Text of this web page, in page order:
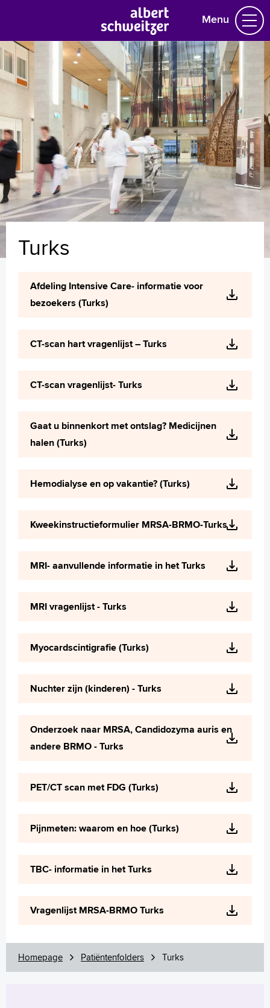
Menu
Homepage
Praktische informatie
Specialismen
Werken en leren
Medewerkers
Contact
MijnASz
Tekstgrootte A
Zoeken
Français
Türkçe
Arabisch
Turks
Afdeling Intensive Care- informatie voor
bezoekers (Turks)
CT-scan hart vragenlijst – Turks
CT-scan vragenlijst- Turks
Gaat u binnenkort met ontslag? Medicijnen
halen (Turks)
Hemodialyse en op vakantie? (Turks)
Kweekinstructieformulier MRSA-BRMO-Turks
MRI- aanvullende informatie in het Turks
MRI vragenlijst - Turks
Myocardscintigrafie (Turks)
Nuchter zijn (kinderen) - Turks
Onderzoek naar MRSA, Candidozyma auris en
andere BRMO - Turks
PET/CT scan met FDG (Turks)
Pijnmeten: waarom en hoe (Turks)
TBC- informatie in het Turks
Vragenlijst MRSA-BRMO Turks
Homepage Patiëntenfolders Turks